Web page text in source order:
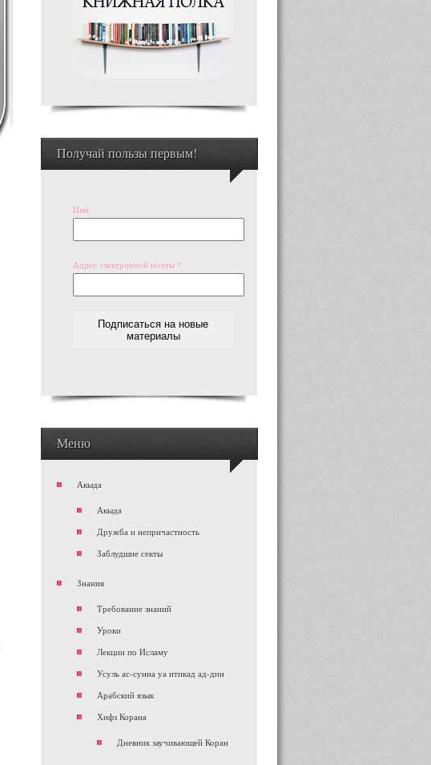
Получай пользы первым!
Имя
Адрес электронной почты *
Меню
Акыда
Акыда
Дружба и непричастность
Заблудшие секты
Знания
Требование знаний
Уроки
Лекции по Исламу
Усуль ас-сунна уа итикад ад-дин
Арабский язык
Хифз Корана
Дневник заучивающей Коран